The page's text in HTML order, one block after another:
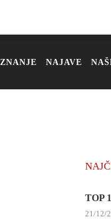
ZNANJE NAJAVE
TOP
21/12/